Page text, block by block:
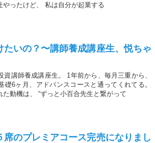
やったけど、 私は自分が起業する
たいの？〜講師養成講座生、悦ちゃ
資講師養成講座生。 1年前から、毎月三重から、
礎6ヶ月、アドバンスコースと通ってくれてる。
動機は、 “ずっと小百合先生と繋がって
席のプレミアコース完売になりまし